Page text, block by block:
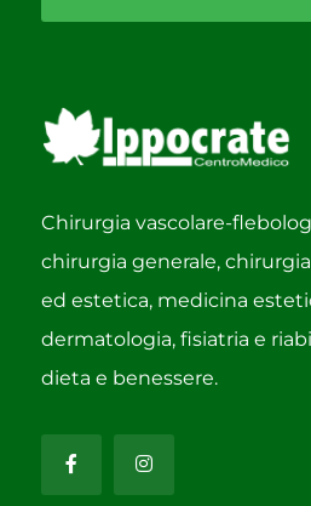
Chirurgia vascolare-
chirurgia generale,
ed estetica, medicina
dermatologia, fisiatria e
dieta e benessere.